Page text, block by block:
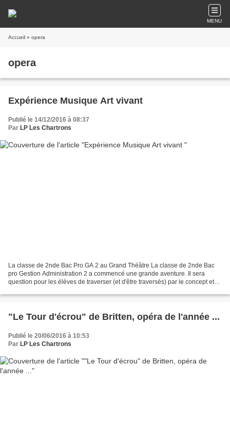
MENU
Accueil » opera
opera
Expérience Musique Art vivant
Publié le 14/12/2016 à 08:37
Par LP Les Chartrons
La classe de 2nde Bac Pro GA 2 au Grand Théâtre La classe de 2nde Bac
pro Gestion Administration 2 a commencé une grande aventure. Il sera
question pour les élèves de traverser (et d'être traversés) par le concept et
"Le Tour d'écrou" de Britten, opéra de l'année ...
Publié le 20/06/2016 à 10:53
Par LP Les Chartrons